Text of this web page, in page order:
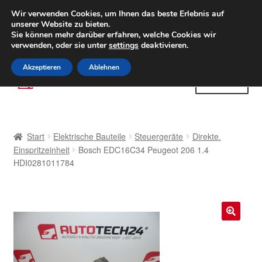
LIEFERUNG ab 6 EUR
Weltweiter Versand
(800) 500 564Mo-Fr 9-16 Uhr
Zur
Navigation
Zum
Inhalt
AGB
Datenschutz-Bestimmungen
Start Elektrische Bauteile Steuergeräte
Direkte.
Einspritzeinheit
Bosch EDC16C34 Peugeot 206 1.4
HDI0281011784
Wir verwenden Cookies, um Ihnen das beste Erlebnis auf
unserer Website zu bieten.
Sie können mehr darüber erfahren, welche Cookies wir
verwenden, oder sie untersettings deaktivieren.
Akzeptieren Ablehnen